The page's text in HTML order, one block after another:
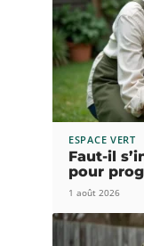
ESPACE VERT
Faut-il
pour
1 août 2026